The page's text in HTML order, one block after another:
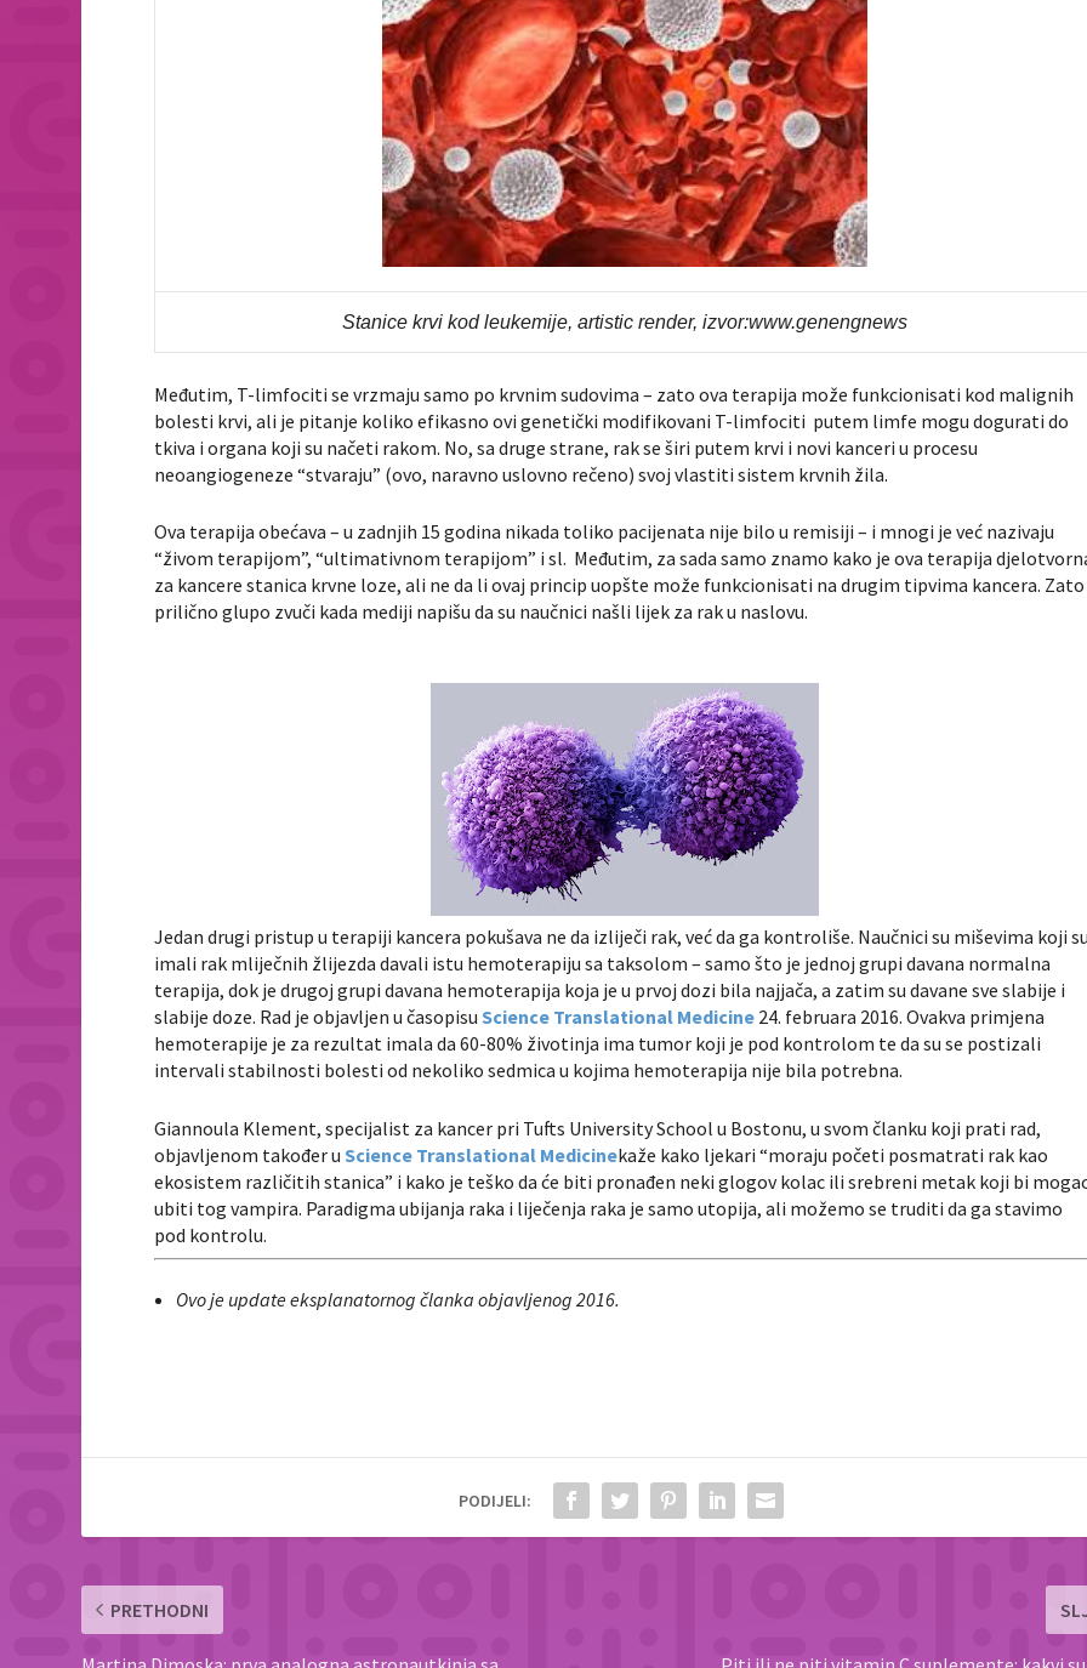
Stanice krvi kod leukemije, artistic render, izvor:www.genengnews
Međutim, T-limfociti se vrzmaju samo po krvnim sudovima – zato ova terapija može funkcionisati kod malignih
bolesti krvi, ali je pitanje koliko efikasno ovi genetički modifikovani T-limfociti putem limfe mogu dogurati do
tkiva i organa koji su načeti rakom. No, sa druge strane, rak se širi putem krvi i novi kanceri u procesu
neoangiogeneze “stvaraju” (ovo, naravno uslovno rečeno) svoj vlastiti sistem krvnih žila.
Ova terapija obećava – u zadnjih 15 godina nikada toliko pacijenata nije bilo u remisiji – i mnogi je već nazivaju
“živom terapijom”, “ultimativnom terapijom” i sl. Međutim, za sada samo znamo kako je ova terapija
za kancere stanica krvne loze, ali ne da li ovaj princip uopšte može funkcionisati na drugim tipvima kancera. Zato
prilično glupo zvuči kada mediji napišu da su naučnici našli lijek za rak u naslovu.
Jedan drugi pristup u terapiji kancera pokušava ne da izliječi rak, već da ga kontroliše. Naučnici su miševima koji
imali rak mliječnih žlijezda davali istu hemoterapiju sa taksolom – samo što je jednoj grupi davana normalna
terapija, dok je drugoj grupi davana hemoterapija koja je u prvoj dozi bila najjača, a zatim su davane sve slabije i
slabije doze. Rad je objavljen u časopisuScience Translational Medicine 24. februara 2016. Ovakva primjena
hemoterapije je za rezultat imala da 60-80% životinja ima tumor koji je pod kontrolom te da su se postizali
intervali stabilnosti bolesti od nekoliko sedmica u kojima hemoterapija nije bila potrebna.
Giannoula Klement, specijalist za kancer pri Tufts University School u Bostonu, u svom članku koji prati rad,
objavljenom također uScience Translational Medicinekaže kako ljekari “moraju početi posmatrati rak kao
ekosistem različitih stanica” i kako je teško da će biti pronađen neki glogov kolac ili srebreni metak koji bi
ubiti tog vampira. Paradigma ubijanja raka i liječenja raka je samo utopija, ali možemo se truditi da ga stavimo
pod kontrolu.
Ovo je update eksplanatornog članka objavljenog 2016.
PODIJELI:
PRETHODNI